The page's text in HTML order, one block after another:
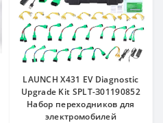
LAUNCH X431 EV Diagnostic
Upgrade Kit SPLT-З01190852
Набор переходников для
электромобилей